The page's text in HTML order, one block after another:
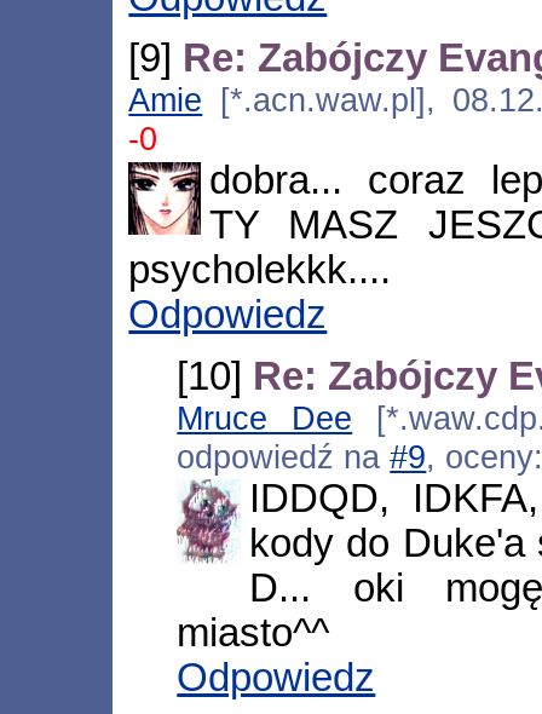
[9] Re: Zabójczy
Amie [*.acn.waw.pl],
-0
dobra... coraz
TY MASZ
psycholekkk....
Odpowiedz
[10] Re: Zabójczy
Mruce Dee
odpowiedź na#9,
IDDQD,
kody do Duke'a
D... oki
miasto^^
Odpowiedz